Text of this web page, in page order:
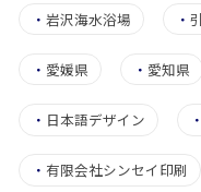
・ 岩沢海水浴場 ・
・ 愛媛県 ・ 愛知県
・ 日本語デザイン
・ 有限会社シンセイ印刷